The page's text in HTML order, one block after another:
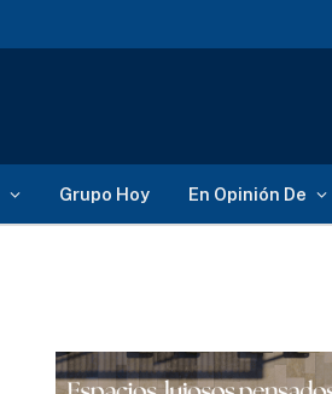
Grupo Hoy En Opinión De